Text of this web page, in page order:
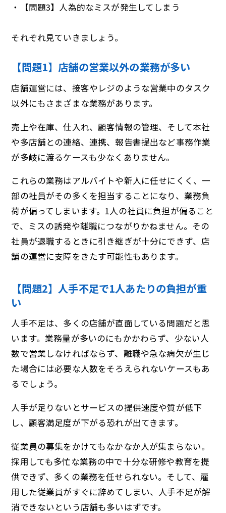
・【問題3】人為的なミスが発生してしまう
それぞれ見ていきましょう。
【問題1】店舗の営業以外の業務が多い
店舗運営には、接客やレジのような営業中のタスク
以外にもさまざまな業務があります。
売上や在庫、仕入れ、顧客情報の管理、そして本社
や多店舗との連絡、連携、報告書提出など事務作業
が多岐に渡るケースも少なくありません。
これらの業務はアルバイトや新人に任せにくく、一
部の社員がその多くを担当することになり、業務負
荷が偏ってしまいます。1人の社員に負担が偏ること
で、ミスの誘発や離職につながりかねません。その
社員が退職するときに引き継ぎが十分にできず、店
舗の運営に支障をきたす可能性もあります。
【問題2】人手不足で1人あたりの負担が重
い
人手不足は、多くの店舗が直面している問題だと思
います。業務量が多いのにもかかわらず、少ない人
数で営業しなければならず、離職や急な病欠が生じ
た場合には必要な人数をそろえられないケースもあ
るでしょう。
人手が足りないとサービスの提供速度や質が低下
し、顧客満足度が下がる恐れが出てきます。
従業員の募集をかけてもなかなか人が集まらない。
採用しても多忙な業務の中で十分な研修や教育を提
供できず、多くの業務を任せられない。そして、雇
用した従業員がすぐに辞めてしまい、人手不足が解
消できないという店舗も多いはずです。